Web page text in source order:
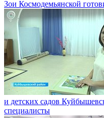
Зои Космодемьянской
и детских садов
специалисты